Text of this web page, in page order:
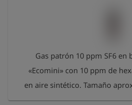
agradecimiento por su
del medio ambiente, recibirá
de 100 mediciones para
Gas patrón 10 ppm SF6 en
«Ecomini» con 10 ppm de
en aire sintético. Tamaño
0,85 litros a